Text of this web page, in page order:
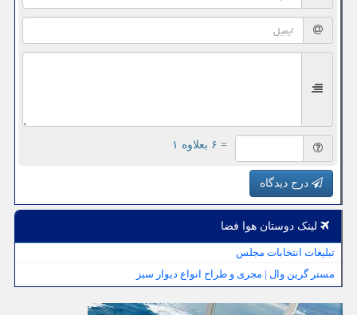
= ۶ بعلاوه ۱
درج دیدگاه
لینک دوستان هوا فضا
تبلیغات انتخابات مجلس
مستر گرین وال | مجری و طراح انواع دیوار سبز